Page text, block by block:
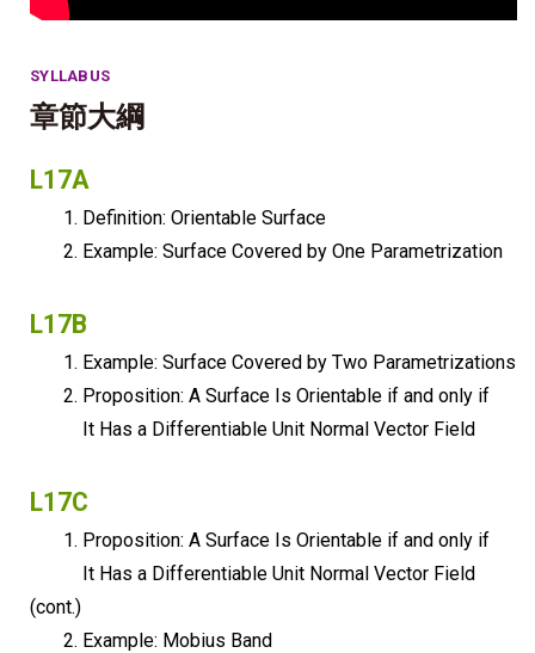
SYLLABUS
章節大綱
L17A
1. Definition: Orientable Surface
2. Example: Surface Covered by One Parametrization
L17B
1. Example: Surface Covered by Two Parametrizations
2. Proposition: A Surface Is Orientable if and only if
It Has a Differentiable Unit Normal Vector Field
L17C
1. Proposition: A Surface Is Orientable if and only if
It Has a Differentiable Unit Normal Vector Field
(cont.)
2. Example: Mobius Band